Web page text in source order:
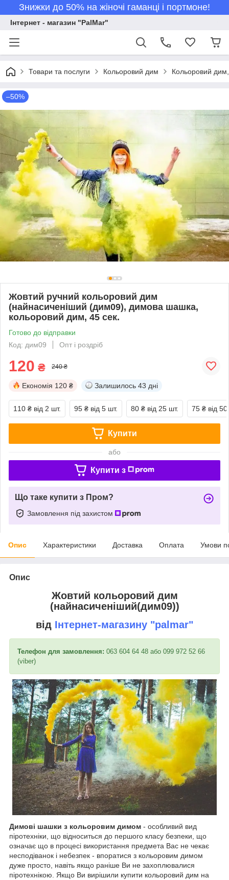
Знижки до 50% на жіночі гаманці і портмоне!
Інтернет - магазин "PalMar"
Товари та послуги Кольоровий дим Кольоровий
–50%
Жовтий ручний кольоровий дим
(найнасиченіший (дим09), димова шашка,
кольоровий дим, 45 сек.
Готово до відправки
Код: дим09
Опт і роздріб
120 ₴ 240 ₴
Економія 120 ₴ Залишилось 43 дні
110 ₴ від 2 шт. 95 ₴ від 5 шт. 80 ₴ від 25 шт. 75 ₴ від
Купити
або
Купити з
Що таке купити з Пром?
Замовлення під захистом
Опис Характеристики Доставка Оплата Умови
Опис
Жовтий кольоровий дим
(найнасиченіший(дим09))
від Інтернет-магазину "palmar"
Телефон для замовлення: 063 604 64 48 або 099 972 52 66
(viber)
Димові шашки з кольоровим димом - особливий вид
піротехніки, що відноситься до першого класу безпеки, що
означає що в процесі використання предмета Вас не чекає
несподіванок і небезпек - впоратися з кольоровим димом
дуже просто, навіть якщо раніше Ви не захоплювалися
піротехнікою. Якщо Ви вирішили купити кольоровий дим на